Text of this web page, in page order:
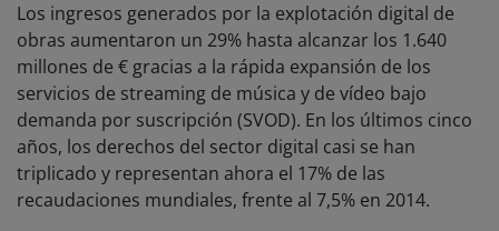
Los ingresos generados por la explotación digital de
obras aumentaron un 29% hasta alcanzar los 1.640
millones de € gracias a la rápida expansión de los
servicios de streaming de música y de vídeo bajo
demanda por suscripción (SVOD). En los últimos cinco
años, los derechos del sector digital casi se han
triplicado y representan ahora el 17% de las
recaudaciones mundiales, frente al 7,5% en 2014.